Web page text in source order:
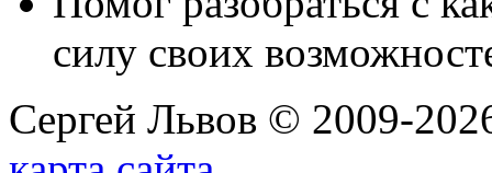
силу своих
Сергей Львов © 2009-